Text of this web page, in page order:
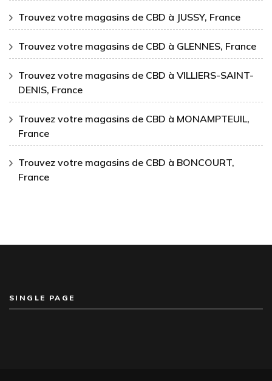
Trouvez votre magasins de CBD à JUSSY, France
Trouvez votre magasins de CBD à GLENNES, France
Trouvez votre magasins de CBD à VILLIERS-SAINT-
DENIS, France
Trouvez votre magasins de CBD à MONAMPTEUIL,
France
Trouvez votre magasins de CBD à BONCOURT,
France
SINGLE PAGE